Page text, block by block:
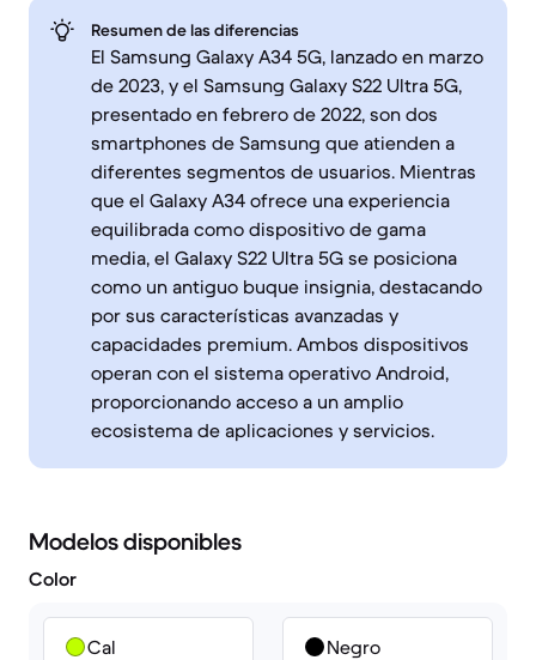
Resumen de las diferencias
El Samsung Galaxy A34 5G, lanzado en marzo
de 2023, y el Samsung Galaxy S22 Ultra 5G,
presentado en febrero de 2022, son dos
smartphones de Samsung que atienden a
diferentes segmentos de usuarios. Mientras
que el Galaxy A34 ofrece una experiencia
equilibrada como dispositivo de gama
media, el Galaxy S22 Ultra 5G se posiciona
como un antiguo buque insignia, destacando
por sus características avanzadas y
capacidades premium. Ambos dispositivos
operan con el sistema operativo Android,
proporcionando acceso a un amplio
ecosistema de aplicaciones y servicios.
Modelos disponibles
Color
Cal Negro